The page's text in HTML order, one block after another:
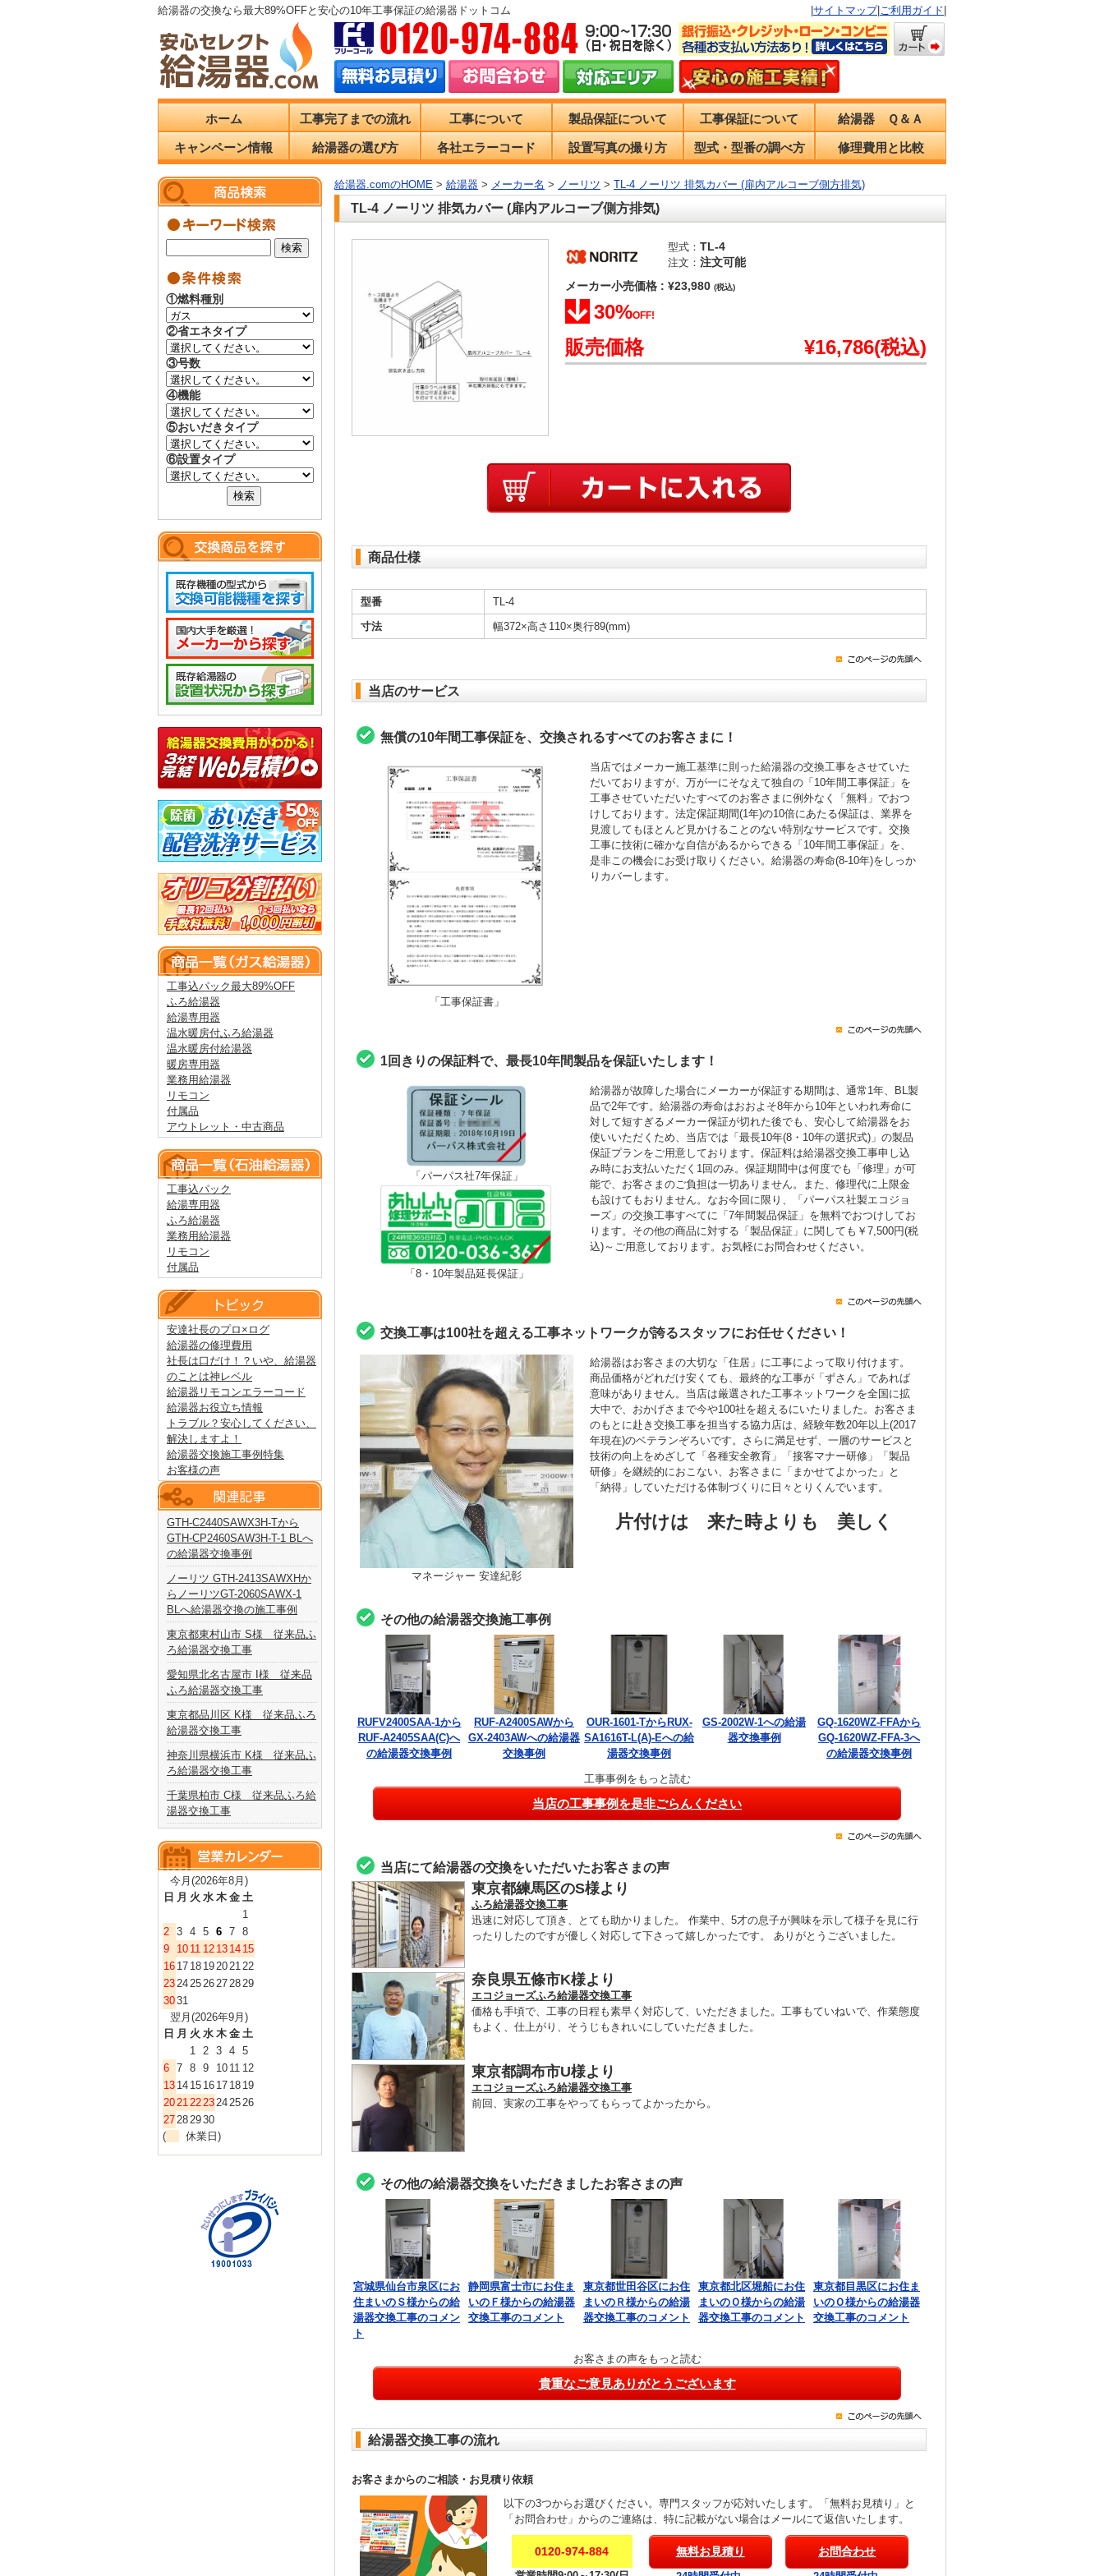
給湯器の交換なら最大89%OFFと安心の10年工事保証の給湯器ドットコム サイトマップ| ご利用ガイド
ホーム 工事完了までの流れ 工事について 製品保証について 工事保証について 給湯器 Ｑ＆Ａ
キャンペーン情報 給湯器の選び方 各社エラーコード 設置写真の撮り方 型式・型番の調べ方 修理費用と比較
給湯器.comのHOME > 給湯器 > メーカー名 > ノーリツ > TL-4 ノーリツ 排気カバー (扉内アルコーブ側方排気)
TL-4 ノーリツ 排気カバー (扉内アルコーブ側方排気)
型式： TL-4
注文： 注文可能
メーカー小売価格 : ¥23,980 (税込)
30%OFF!
販売価格 ¥16,786(税込)
商品仕様
型番
TL-4
寸法
幅372×高さ110×奥行89(mm)
当店のサービス
無償の10年間工事保証を、交換されるすべてのお客さまに！
「工事保証書」
当店ではメーカー施工基準に則った給湯器の交換工事をさせていた
だいておりますが、万が一にそなえて独自の「10年間工事保証」を
工事させていただいたすべてのお客さまに例外なく「無料」でおつ
けしております。法定保証期間(1年)の10倍にあたる保証は、業界を
見渡してもほとんど見かけることのない特別なサービスです。交換
工事に技術に確かな自信があるからできる「10年間工事保証」を、
是非この機会にお受け取りください。給湯器の寿命(8-10年)をしっか
りカバーします。
1回きりの保証料で、最長10年間製品を保証いたします！
「パーパス社7年保証」
「8・10年製品延長保証」
給湯器が故障した場合にメーカーが保証する期間は、通常1年、BL製
品で2年です。給湯器の寿命はおおよそ8年から10年といわれ寿命に
対して短すぎるメーカー保証が切れた後でも、安心して給湯器をお
使いいただくため、当店では「最長10年(8・10年の選択式)」の製品
保証プランをご用意しております。保証料は給湯器交換工事申し込
み時にお支払いただく1回のみ。保証期間中は何度でも「修理」が可
能で、お客さまのご負担は一切ありません。また、修理代に上限金
も設けてもおりません。なお今回に限り、「パーパス社製エコジョ
ーズ」の交換工事すべてに「7年間製品保証」を無料でおつけしてお
ります。その他の商品に対する「製品保証」に関しても￥7,500円(税
込)～ご用意しております。お気軽にお問合わせください。
交換工事は100社を超える工事ネットワークが誇るスタッフにお任せください！
マネージャー 安達紀彰
給湯器はお客さまの大切な「住居」に工事によって取り付けます。
商品価格がどれだけ安くても、最終的な工事が「ずさん」であれば
意味がありません。当店は厳選された工事ネットワークを全国に拡
大中で、おかげさまで今や100社を超えるにいたりました。お客さま
のもとに赴き交換工事を担当する協力店は、経験年数20年以上(2017
年現在)のベテランぞろいです。さらに満足せず、一層のサービスと
技術の向上をめざして「各種安全教育」「接客マナー研修」「製品
研修」を継続的におこない、お客さまに「まかせてよかった」と
「納得」していただける体制づくりに日々とりくんでいます。
片付けは 来た時よりも 美しく
その他の給湯器交換施工事例
RUFV2400SAA-1から
RUF-A2405SAA(C)へ
の給湯器交換事例
RUF-A2400SAWから
GX-2403AWへの給湯器
交換事例
OUR-1601-TからRUX-
SA1616T-L(A)-Eへの給
湯器交換事例
GS-2002W-1への給湯
器交換事例
GQ-1620WZ-FFAから
GQ-1620WZ-FFA-3へ
の給湯器交換事例
工事事例をもっと読む
当店の工事事例を是非ごらんください
当店にて給湯器の交換をいただいたお客さまの声
東京都練馬区のS様より
ふろ給湯器交換工事
迅速に対応して頂き、とても助かりました。 作業中、5才の息子が興味を示して様子を見に行
ったりしたのですが優しく対応して下さって嬉しかったです。 ありがとうございました。
奈良県五條市K様より
エコジョーズふろ給湯器交換工事
価格も手頃で、工事の日程も素早く対応して、いただきました。工事もていねいで、作業態度
もよく、仕上がり、そうじもきれいにしていただきました。
東京都調布市U様より
エコジョーズふろ給湯器交換工事
前回、実家の工事をやってもらってよかったから。
その他の給湯器交換をいただきましたお客さまの声
宮城県仙台市泉区にお
住まいのＳ様からの給
湯器交換工事のコメン
ト
静岡県富士市にお住ま
いのＦ様からの給湯器
交換工事のコメント
東京都世田谷区にお住
まいのＲ様からの給湯
器交換工事のコメント
東京都北区堀船にお住
まいのＯ様からの給湯
器交換工事のコメント
東京都目黒区にお住ま
いのＯ様からの給湯器
交換工事のコメント
お客さまの声をもっと読む
貴重なご意見ありがとうございます
給湯器交換工事の流れ
お客さまからのご相談・お見積り依頼
以下の3つからお選びください。専門スタッフが応対いたします。「無料お見積り」と
「お問合わせ」からのご連絡は、特に記載がない場合はメールにて返信いたします。
0120-974-884 無料お見積り お問合わせ
①燃料種別
②省エネタイプ
③号数
④機能
⑤おいだきタイプ
⑥設置タイプ
工事込パック最大89%OFF
ふろ給湯器
給湯専用器
温水暖房付ふろ給湯器
温水暖房付給湯器
暖房専用器
業務用給湯器
リモコン
付属品
アウトレット・中古商品
工事込パック
給湯専用器
ふろ給湯器
業務用給湯器
リモコン
付属品
安達社長のプロ×ログ
給湯器の修理費用
社長は口だけ！？いや、給湯器
のことは神レベル
給湯器リモコンエラーコード
給湯器お役立ち情報
トラブル？安心してください、
解決しますよ！
給湯器交換施工事例特集
お客様の声
GTH-C2440SAWX3H-Tから
GTH-CP2460SAW3H-T-1 BLへ
の給湯器交換事例
ノーリツ GTH-2413SAWXHか
らノーリツGT-2060SAWX-1
BLへ給湯器交換の施工事例
東京都東村山市 S様 従来品ふ
ろ給湯器交換工事
愛知県北名古屋市 I様 従来品
ふろ給湯器交換工事
東京都品川区 K様 従来品ふろ
給湯器交換工事
神奈川県横浜市 K様 従来品ふ
ろ給湯器交換工事
千葉県柏市 C様 従来品ふろ給
湯器交換工事
今月(2026年8月)
日 月 火 水 木 金 土
1
2 3 4 5 6 7 8
9
10 11 12 13 14 15
16 17 18 19202122
23242526272829
3031
翌月(2026年9月)
日 月 火 水 木 金 土
1 2 3 4 5
6 7 8 9 10 11 12
13 14 15 16 17 18 19
20212223242526
27282930
(
休業日)